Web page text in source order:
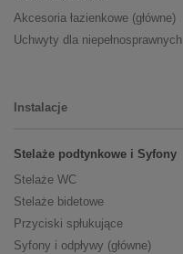
Akcesoria łazienkowe (główne)
Uchwyty dla niepełnosprawnych
Instalacje
Stelaże podtynkowe i Syfony
Stelaże WC
Stelaże bidetowe
Przyciski spłukujące
Syfony i odpływy (główne)